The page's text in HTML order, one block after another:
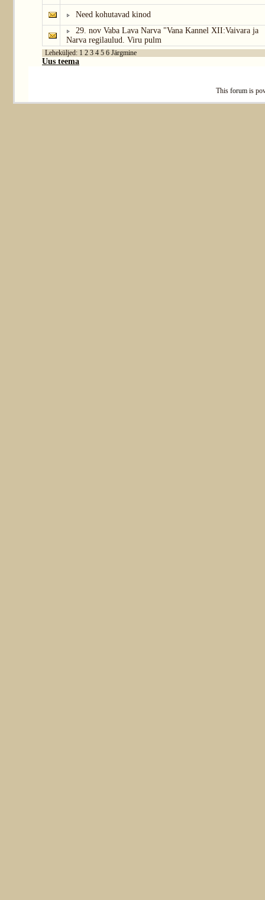
Need kohutavad kinod
29. nov Vaba Lava Narva "Vana Kannel XII:Vaivara ja
Narva regilaulud. Viru pulm
Leheküljed: 1 2 3 4 5 6 Järgmine
Uus teema
This forum is